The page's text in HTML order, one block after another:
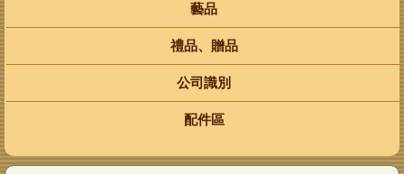
藝品
禮品、贈品
公司識別
配件區